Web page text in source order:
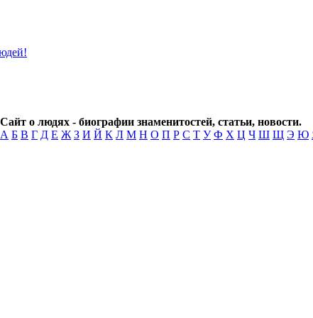
Сайт о людях - биографии знаменитостей, статьи, новости.
А Б В Г Д Е Ж З И Й К Л М Н О П Р С Т У Ф Х Ц Ч Ш Щ Э Ю